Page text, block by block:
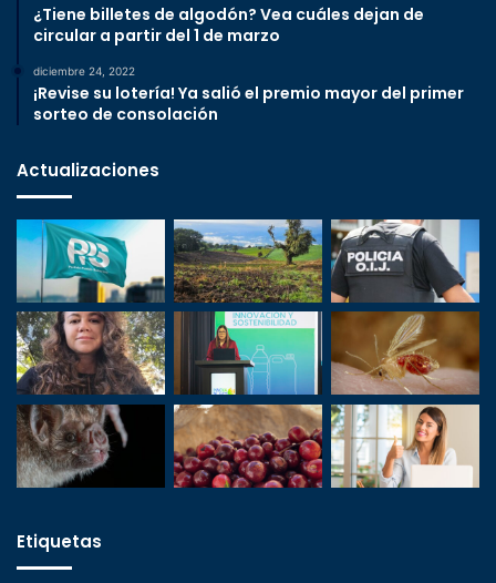
¿Tiene billetes de algodón? Vea cuáles dejan de
circular a partir del 1 de marzo
diciembre 24, 2022
¡Revise su lotería! Ya salió el premio mayor del primer
sorteo de consolación
Actualizaciones
Etiquetas